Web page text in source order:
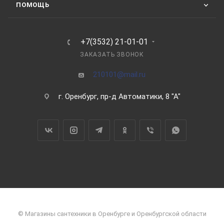
Ускоренный нагрев да
Диапазон регулировки температуры, °С30-75
Индикация включения да
Индикация нагрева да
Глубина, мм 288
ПОМОЩЬ
+7(3532) 21-01-01
ЗАКАЗАТЬ ЗВОНОК
210101@mail.ru
г. Оренбург, пр-д Автоматики, 8 "А"
© Магазины сантехники в Оренбурге и Оренбургской области